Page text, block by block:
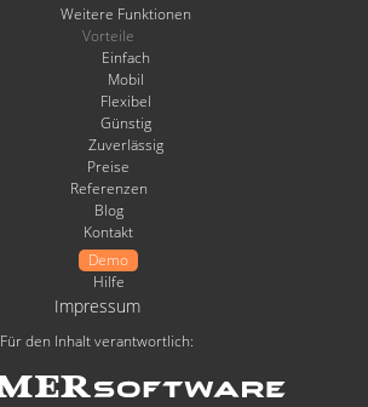
Weitere Funktionen
Vorteile
Einfach
Mobil
Flexibel
Günstig
Zuverlässig
Preise
Referenzen
Blog
Kontakt
Demo
Hilfe
Impressum
Für den Inhalt verantwortlich: